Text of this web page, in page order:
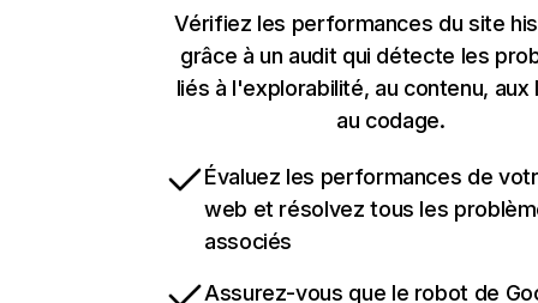
Vérifiez les performances du site
grâce à un audit qui détecte les
liés à l'explorabilité, au contenu, aux
au codage.
Évaluez les performances de
web et résolvez tous les
associés
Assurez-vous que le robot de